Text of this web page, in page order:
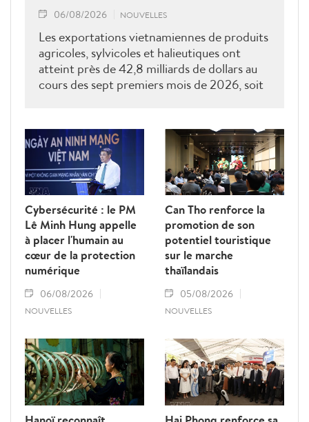
06/08/2026 NOUVELLES
Les exportations vietnamiennes de produits
agricoles, sylvicoles et halieutiques ont
atteint près de 42,8 milliards de dollars au
cours des sept premiers mois de 2026, soit
d'ici la fin de l'année, le secteur entend
accélérer les réformes institutionnelles,
renforcer la compétitivité des entreprises,
diversifier les marchés et lever les obstacles
liés à la logistique, à la traçabilité et aux
barrières techniques.
Cybersécurité : le PM
Lê Minh Hung appelle
à placer l'humain au
cœur de la protection
numérique
06/08/2026
NOUVELLES
Can Tho renforce la
promotion de son
potentiel touristique
sur le marche
thaïlandais
05/08/2026
NOUVELLES